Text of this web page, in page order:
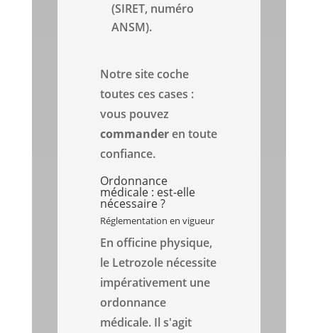
(SIRET, numéro
ANSM).
Notre site coche
toutes ces cases :
vous pouvez
commanderen toute
confiance.
Ordonnance
médicale : est-elle
nécessaire ?
Réglementation en vigueur
En officine physique,
le Letrozole nécessite
impérativement une
ordonnance
médicale. Il s'agit